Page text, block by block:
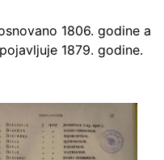
1806. godine a
1879. godine.